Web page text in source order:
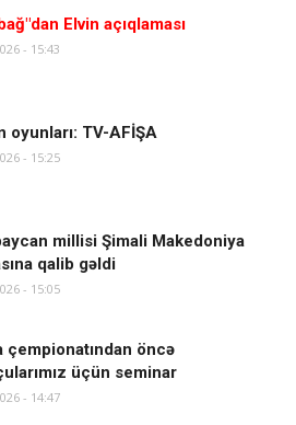
Elvin açıqlaması
- 15:43
oyunları: TV-AFİŞA
- 15:25
millisi Şimali Makedoniya
qalib gəldi
- 15:05
çempionatından öncə
üçün seminar
- 14:47